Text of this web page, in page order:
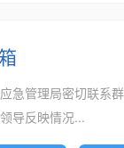
急管理局密切联系
导反映情况...